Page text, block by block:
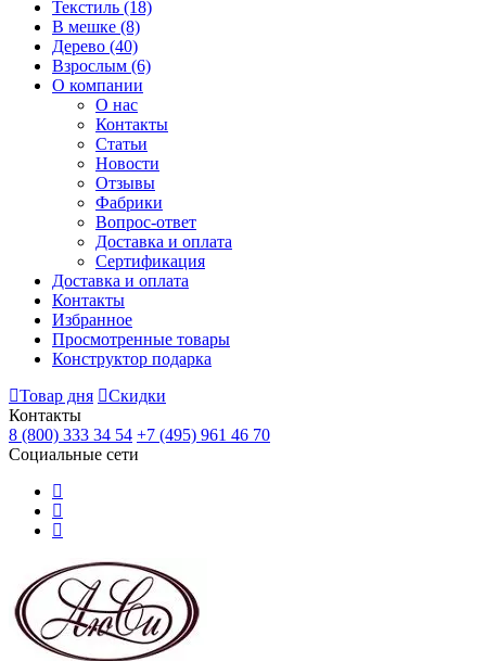
Текстиль (18)
В мешке (8)
Дерево (40)
Взрослым (6)
О компании
О нас
Контакты
Статьи
Новости
Отзывы
Фабрики
Вопрос-ответ
Доставка и оплата
Сертификация
Доставка и оплата
Контакты
Избранное
Просмотренные товары
Конструктор подарка
Товар дня
Скидки
Контакты
8 (800) 333 34 54 +7 (495) 961 46 70
Социальные сети